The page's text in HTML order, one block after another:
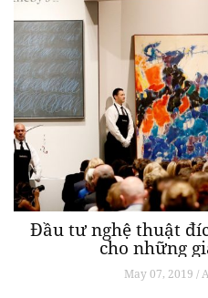
Đầu tư nghệ thuật
cho những
May 07, 2019 /